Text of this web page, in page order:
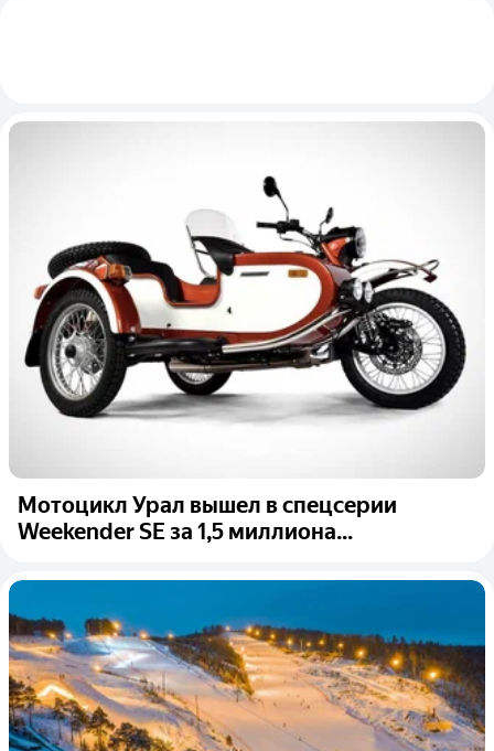
Мотоцикл Урал вышел в спецсерии
Weekender SE за 1,5 миллиона...